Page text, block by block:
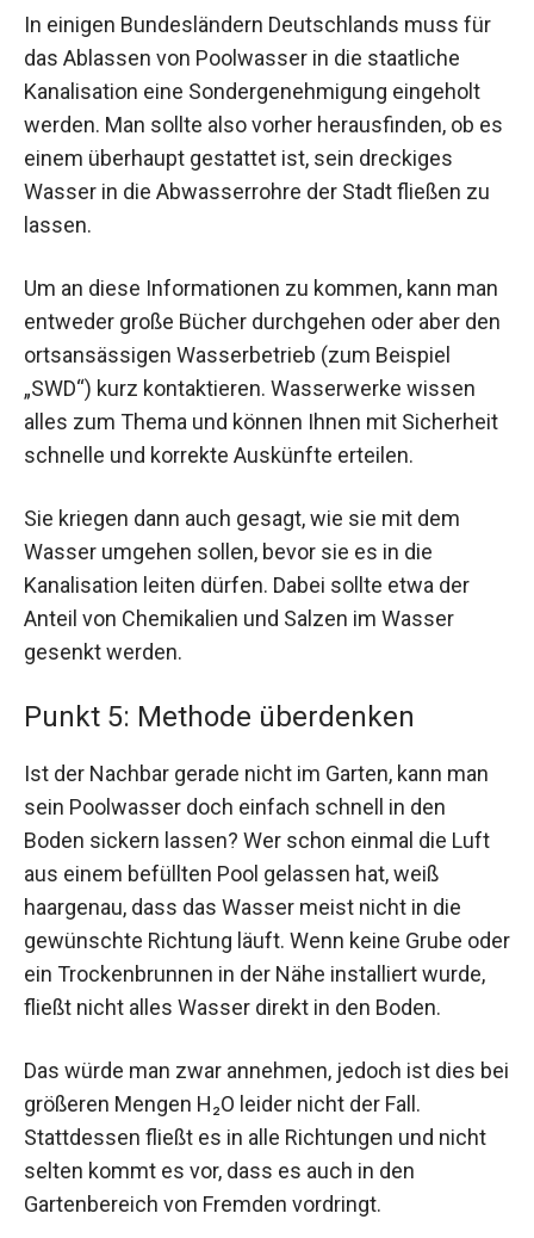
In einigen Bundesländern Deutschlands muss für
das Ablassen von Poolwasser in die staatliche
Kanalisation eine Sondergenehmigung eingeholt
werden. Man sollte also vorher herausfinden, ob es
einem überhaupt gestattet ist, sein dreckiges
Wasser in die Abwasserrohre der Stadt fließen zu
lassen.
Um an diese Informationen zu kommen, kann man
entweder große Bücher durchgehen oder aber den
ortsansässigen Wasserbetrieb (zum Beispiel
„SWD“) kurz kontaktieren. Wasserwerke wissen
alles zum Thema und können Ihnen mit Sicherheit
schnelle und korrekte Auskünfte erteilen.
Sie kriegen dann auch gesagt, wie sie mit dem
Wasser umgehen sollen, bevor sie es in die
Kanalisation leiten dürfen. Dabei sollte etwa der
Anteil von Chemikalien und Salzen im Wasser
gesenkt werden.
Punkt 5: Methode überdenken
Ist der Nachbar gerade nicht im Garten, kann man
sein Poolwasser doch einfach schnell in den
Boden sickern lassen? Wer schon einmal die Luft
aus einem befüllten Pool gelassen hat, weiß
haargenau, dass das Wasser meist nicht in die
gewünschte Richtung läuft. Wenn keine Grube oder
ein Trockenbrunnen in der Nähe installiert wurde,
fließt nicht alles Wasser direkt in den Boden.
Das würde man zwar annehmen, jedoch ist dies bei
größeren Mengen H₂O leider nicht der Fall.
Stattdessen fließt es in alle Richtungen und nicht
selten kommt es vor, dass es auch in den
Gartenbereich von Fremden vordringt.